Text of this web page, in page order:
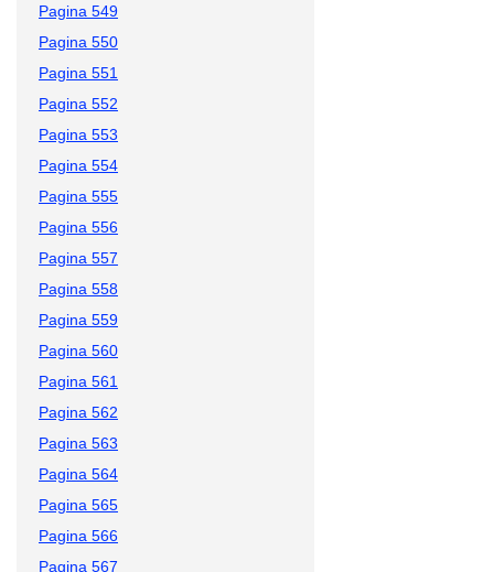
Pagina 549
Pagina 550
Pagina 551
Pagina 552
Pagina 553
Pagina 554
Pagina 555
Pagina 556
Pagina 557
Pagina 558
Pagina 559
Pagina 560
Pagina 561
Pagina 562
Pagina 563
Pagina 564
Pagina 565
Pagina 566
Pagina 567